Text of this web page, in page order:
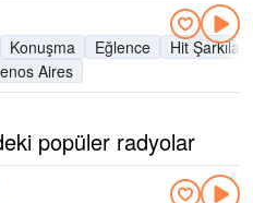
Konuşma Eğlence
Hit Şarkılar
Aires
popüler radyolar